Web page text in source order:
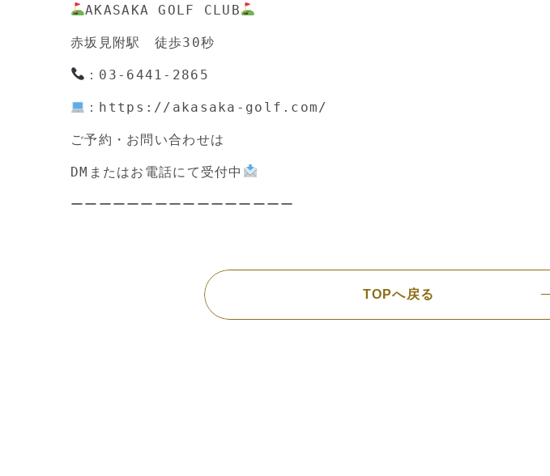
AKASAKA GOLF CLUB
：https://akasaka-golf.com/
ご予約・お問い合わせは
DMまたはお電話にて受付中
TOPへ戻る